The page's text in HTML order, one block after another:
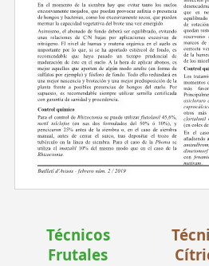
Técnicos
Frutales